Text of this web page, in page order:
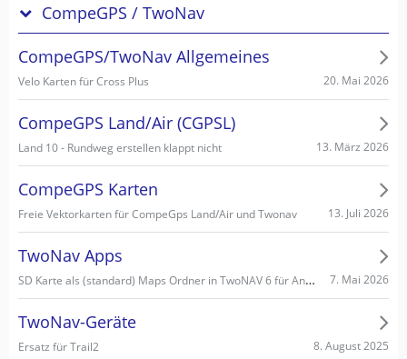
CompeGPS / TwoNav
CompeGPS/TwoNav Allgemeines
Velo Karten für Cross Plus 20. Mai 2026
CompeGPS Land/Air (CGPSL)
Land 10 - Rundweg erstellen klappt nicht 13. März 2026
CompeGPS Karten
Freie Vektorkarten für CompeGps Land/Air und Twonav 13. Juli 2026
TwoNav Apps
SD Karte als (standard) Maps Ordner in TwoNAV 6 für Android einstellen/wählen 7. Mai 2026
TwoNav-Geräte
Ersatz für Trail2 8. August 2025